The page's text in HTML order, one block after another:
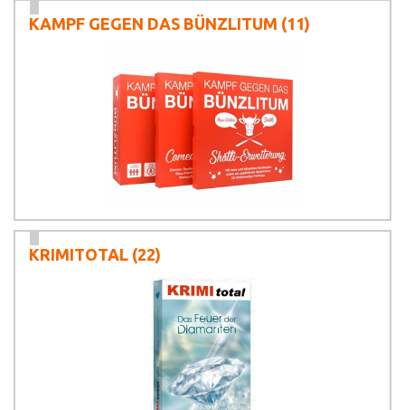
KAMPF GEGEN DAS BÜNZLITUM (11)
KRIMITOTAL (22)